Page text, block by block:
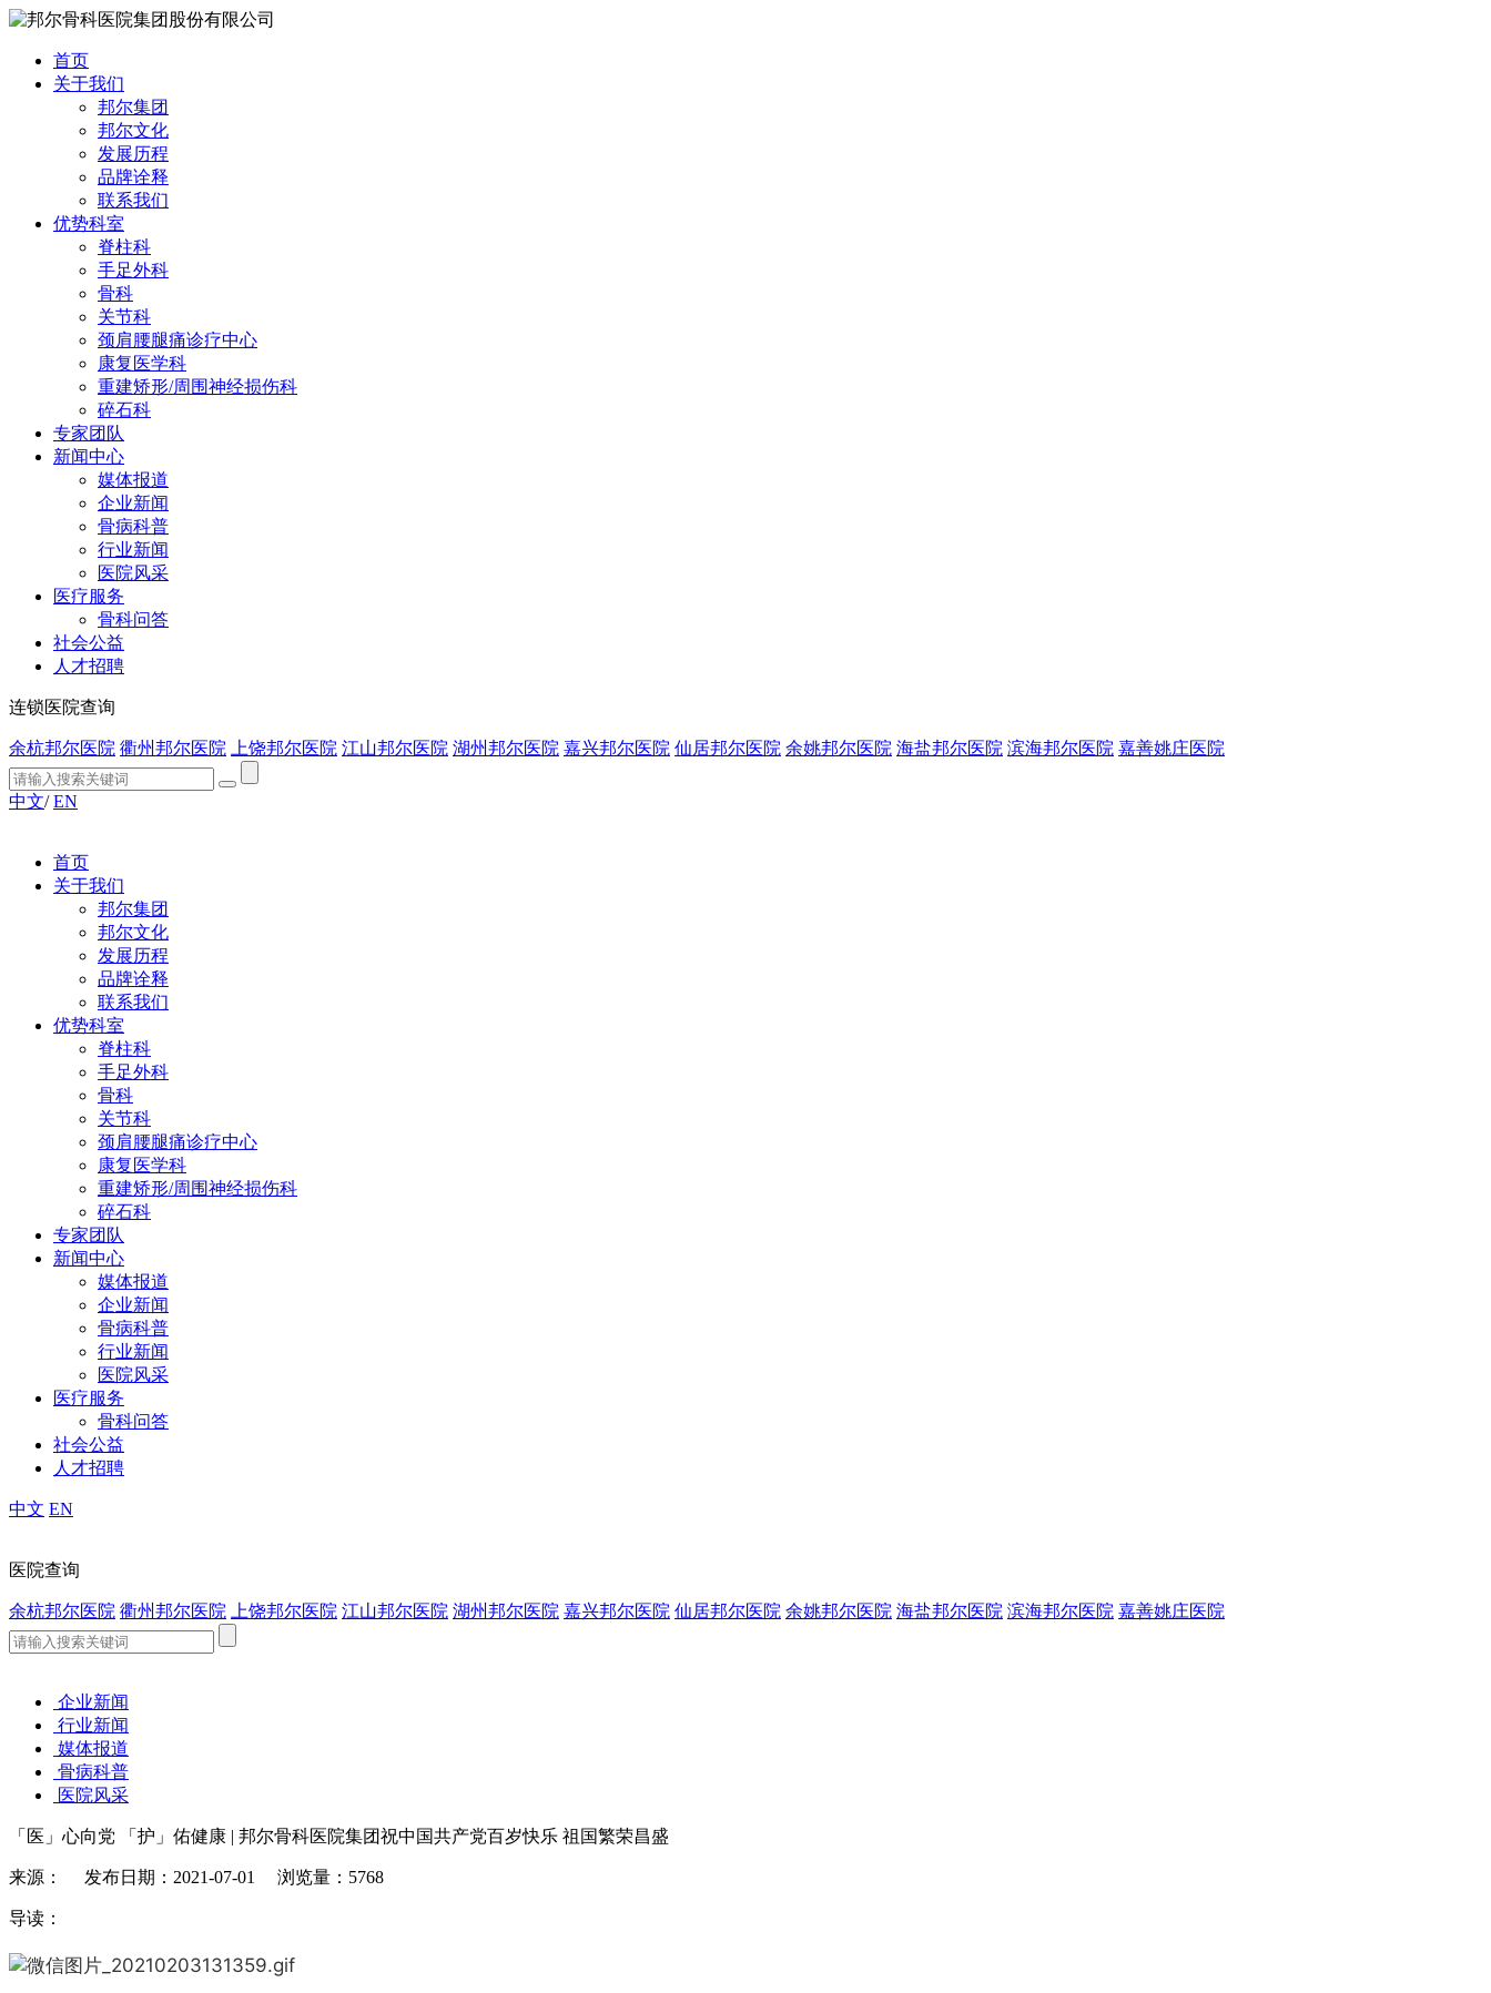
首页
关于我们
邦尔集团
邦尔文化
发展历程
品牌诠释
联系我们
优势科室
脊柱科
手足外科
骨科
关节科
颈肩腰腿痛诊疗中心
康复医学科
重建矫形/周围神经损伤科
碎石科
专家团队
新闻中心
媒体报道
企业新闻
骨病科普
行业新闻
医院风采
医疗服务
骨科问答
社会公益
人才招聘
连锁医院查询
余杭邦尔医院 衢州邦尔医院 上饶邦尔医院 江山邦尔医院 湖州邦尔医院 嘉兴邦尔医院 仙居邦尔医院 余姚邦尔医院 海盐邦尔医院 滨海邦尔医院 嘉善姚庄医院
中文/EN
首页
关于我们
邦尔集团
邦尔文化
发展历程
品牌诠释
联系我们
优势科室
脊柱科
手足外科
骨科
关节科
颈肩腰腿痛诊疗中心
康复医学科
重建矫形/周围神经损伤科
碎石科
专家团队
新闻中心
媒体报道
企业新闻
骨病科普
行业新闻
医院风采
医疗服务
骨科问答
社会公益
人才招聘
中文 EN
医院查询
余杭邦尔医院 衢州邦尔医院 上饶邦尔医院 江山邦尔医院 湖州邦尔医院 嘉兴邦尔医院 仙居邦尔医院 余姚邦尔医院 海盐邦尔医院 滨海邦尔医院 嘉善姚庄医院
企业新闻
行业新闻
媒体报道
骨病科普
医院风采
「医」心向党 「护」佑健康 | 邦尔骨科医院集团祝中国共产党百岁快乐 祖国繁荣昌盛
来源： 发布日期：2021-07-01 浏览量：5768
导读：